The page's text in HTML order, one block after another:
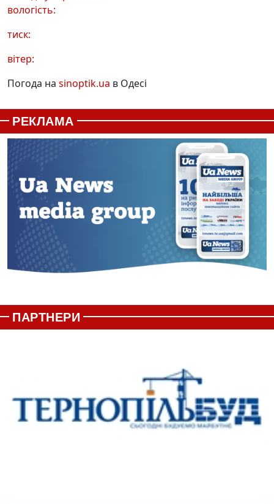
вологість:
тиск:
вітер:
Погода на sinoptik.ua в Одесі
РЕКЛАМА
ПАРТНЕРИ